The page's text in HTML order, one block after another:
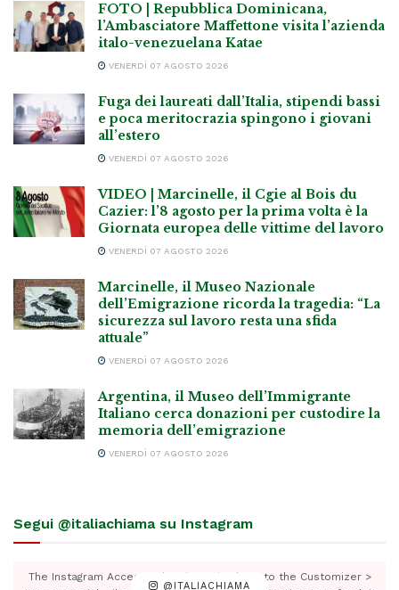
FOTO | Repubblica Dominicana,
l’Ambasciatore Maffettone visita l’azienda
italo-venezuelana Katae
VENERDÌ 07 AGOSTO 2026
Fuga dei laureati dall’Italia, stipendi bassi
e poca meritocrazia spingono i giovani
all’estero
VENERDÌ 07 AGOSTO 2026
VIDEO | Marcinelle, il Cgie al Bois du
Cazier: l’8 agosto per la prima volta è la
Giornata europea delle vittime del lavoro
VENERDÌ 07 AGOSTO 2026
Marcinelle, il Museo Nazionale
dell’Emigrazione ricorda la tragedia: “La
sicurezza sul lavoro resta una sfida
attuale”
VENERDÌ 07 AGOSTO 2026
Argentina, il Museo dell’Immigrante
Italiano cerca donazioni per custodire la
memoria dell’emigrazione
VENERDÌ 07 AGOSTO 2026
Segui @italiachiama su Instagram
@ITALIACHIAMA
The Instagram Access Token is expired, Go to the Customizer >